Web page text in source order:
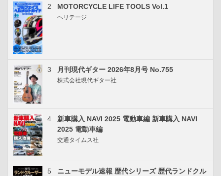
2 MOTORCYCLE LIFE TOOLS Vol.1
ヘリテージ
3 月刊現代ギター 2026年8月号 No.755
株式会社現代ギター社
4
新車購入 NAVI 2025 電動車編 新車購入 NAVI
2025 電動車編
交通タイムス社
5
ニューモデル速報 歴代シリーズ 歴代ランドクル